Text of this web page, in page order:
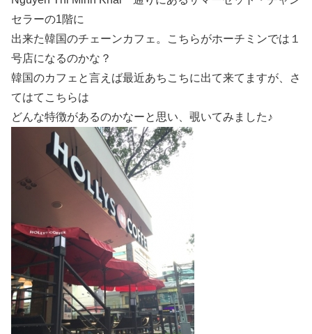
セラーの1階に
出来た韓国のチェーンカフェ。こちらがホーチミンでは１
号店になるのかな？
韓国のカフェと言えば最近あちこちに出て来てますが、さ
てはてこちらは
どんな特徴があるのかなーと思い、覗いてみました♪